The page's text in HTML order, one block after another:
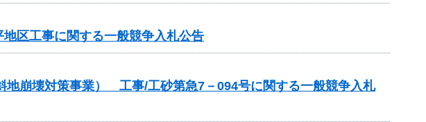
地区工事に関する一般競争入札公告
地崩壊対策事業） 工事/工砂第急7－094号に関する一般競争入札